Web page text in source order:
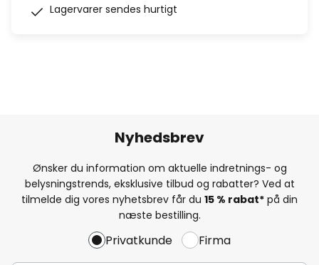
Lagervarer sendes hurtigt
Nyhedsbrev
Ønsker du information om aktuelle indretnings- og
belysningstrends, eksklusive tilbud og rabatter? Ved at
tilmelde dig vores nyhetsbrev får du 15 % rabat* på din
næste bestilling.
Privatkunde Firma